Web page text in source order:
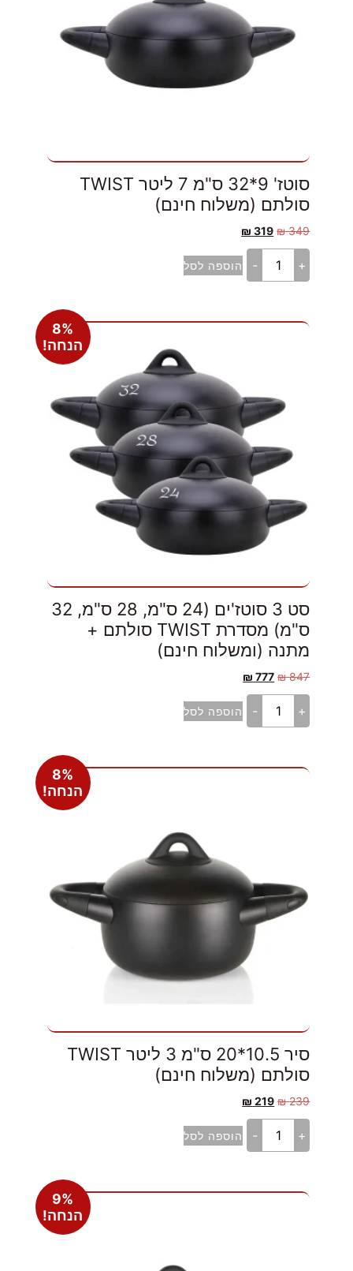
סוטז' 9*32 ס"מ 7 ליטר TWIST
סולתם (משלוח חינם)
349
₪
319
₪
+
- הוספה לסל
8%
הנחה!
סט 3 סוטז'ים (24 ס"מ, 28 ס"מ, 32
ס"מ) מסדרת TWIST סולתם +
מתנה (ומשלוח חינם)
847
₪
777
₪
+
- הוספה לסל
8%
הנחה!
סיר 10.5*20 ס"מ 3 ליטר TWIST
סולתם (משלוח חינם)
239
₪
219
₪
+
- הוספה לסל
9%
הנחה!